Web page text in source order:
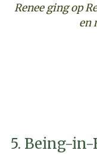
Renee ging op
en
5. Being-